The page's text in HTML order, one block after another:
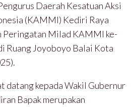
Daerah Kesatuan Aksi
(KAMMI) Kediri Raya
Peringatan Milad KAMMI ke-
Ruang Joyoboyo Balai Kota
datang kepada Wakil Gubernur
Bapak merupakan